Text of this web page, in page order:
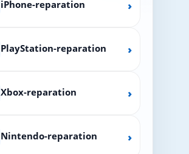
iPhone-reparation ›
PlayStation-reparation ›
Xbox-reparation ›
Nintendo-reparation ›